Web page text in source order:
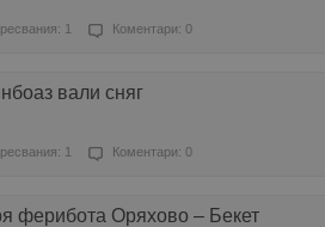
1 Коментари: 0
вали сняг
1 Коментари: 0
ферибота Оряхово – Бекет